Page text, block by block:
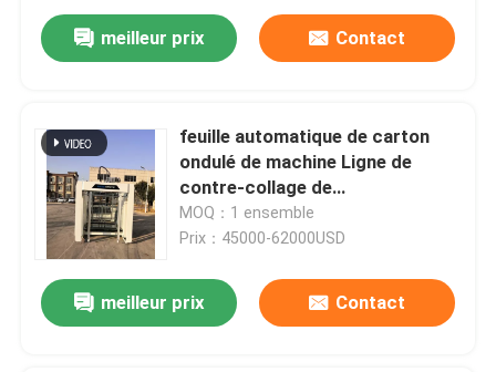
meilleur prix Contact
feuille automatique de carton
ondulé de machine Ligne de
contre-collage de
1700x1700mm à couvrir
MOQ：1 ensemble
Prix：45000-62000USD
meilleur prix Contact